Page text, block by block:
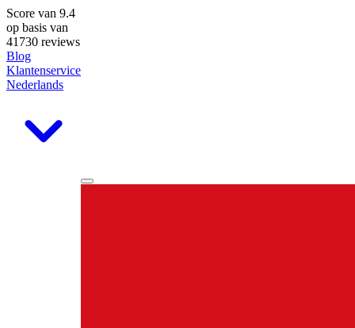
Score van 9.4
op basis van
41730 reviews
Blog
Klantenservice
Nederlands